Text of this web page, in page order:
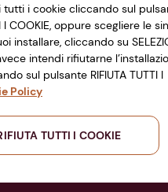
Servizio clienti
tutti i cookie cliccando sul
I COOKIE, oppure scegliere le
installare, cliccando su
intendi rifiutarne
sul pulsante RIFIUTA TUTTI I
Policy
TUTTI I COOKIE